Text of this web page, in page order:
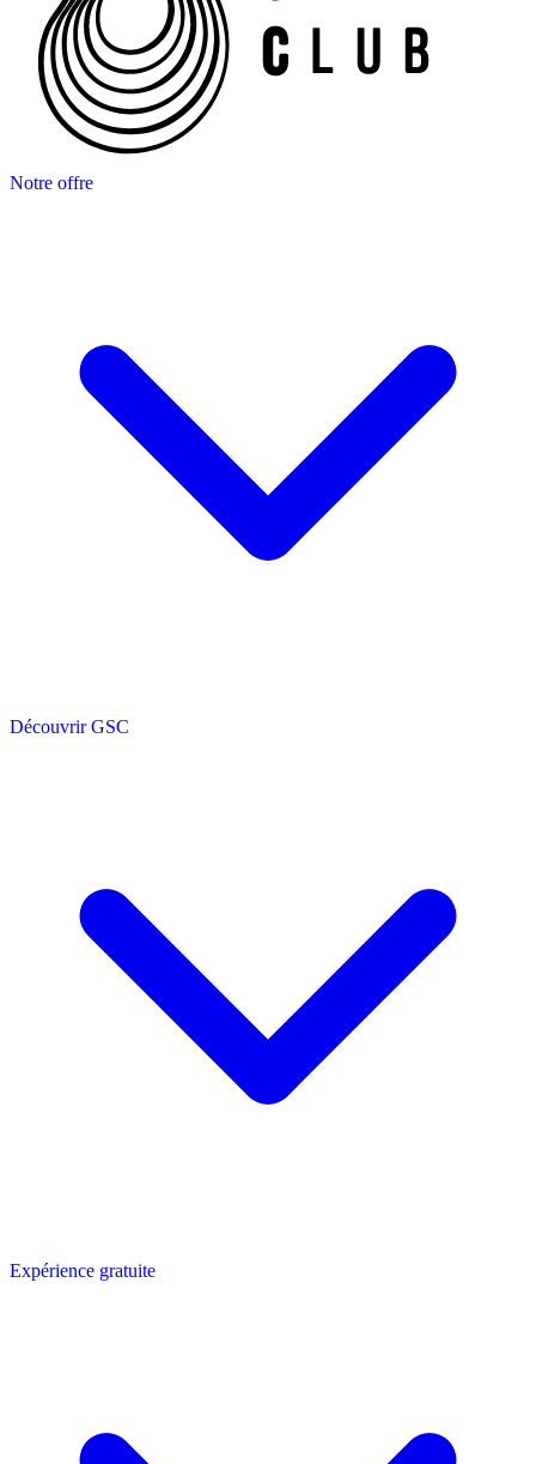
Notre offre
Découvrir GSC
Expérience gratuite